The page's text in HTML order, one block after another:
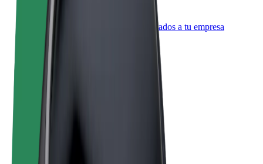
Bolt para empresas
Productos y servicios de Bolt adaptados a tu empresa
Términos y Condiciones
Privacidad
Cookies
© 2026 Bolt Technology OÜ